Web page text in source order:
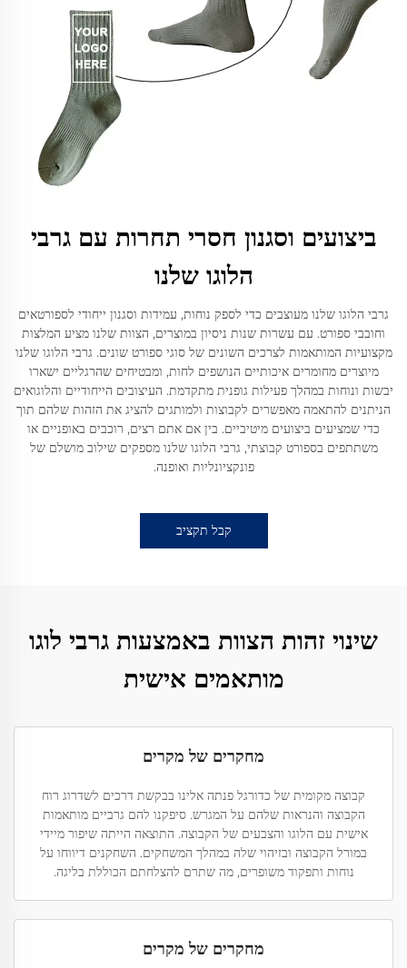
ביצועים וסגנון חסרי תחרות עם גרבי
הלוגו שלנו
גרבי הלוגו שלנו מעוצבים כדי לספק נוחות, עמידות וסגנון ייחודי לספורטאים
וחובבי ספורט. עם עשרות שנות ניסיון במוצרים, הצוות שלנו מציע המלצות
מקצועיות המותאמות לצרכים השונים של סוגי ספורט שונים. גרבי הלוגו שלנו
מיוצרים מחומרים איכותיים הנושפים לחות, ומבטיחים שהרגליים ישארו
יבשות ונוחות במהלך פעילות גופנית מתקדמת. העיצובים הייחודיים והלוגואים
הניתנים להתאמה מאפשרים לקבוצות ולמותגים להציג את הזהות שלהם תוך
כדי שמציעים ביצועים מיטיביים. בין אם אתם רצים, רוכבים באופניים או
משתתפים בספורט קבוצתי, גרבי הלוגו שלנו מספקים שילוב מושלם של
פונקציונליות ואופנה.
קבל תקציב
שינוי זהות הצוות באמצעות גרבי לוגו
מותאמים אישית
מחקרים של מקרים
קבוצה מקומית של כדורגל פנתה אלינו בבקשת דרכים לשדרוג רוח
הקבוצה והנראות שלהם על המגרש. סיפקנו להם גרביים מותאמות
אישית עם הלוגו והצבעים של הקבוצה. התוצאה הייתה שיפור מיידי
במורל הקבוצה ובזיהוי שלה במהלך המשחקים. השחקנים דיווחו על
נוחות ותפקוד משופרים, מה שתרם להצלחתם הכוללת בליגה.
מחקרים של מקרים